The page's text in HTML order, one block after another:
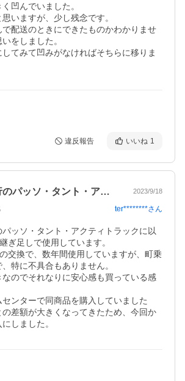
凹んでいました。
いますが、少し残念です。
配送のときにできたものかわかりませ
をしました。
てみて凹みがなければそちらに移りま
違反報告 いいね 1
それぞれ過走行のパッソ・タント・アクテ… 2023/9/18
ter********さん
ッソ・タント・アクティトラックに以
ぎ足しで使用しています。
交換で、数年間使用していますが、町乗
特に不具合もありません。
なのでそれなりに安心感も買っている感
ンターで同商品を購入していました
差額が大きくなってきたため、今回か
しました。